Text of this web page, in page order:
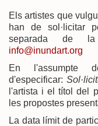
Els artistes que
han de sol·licitar
separada de
info@inundart.org
En l'assumpte
d'especificar:
l'artista i el títol del
les propostes
La data límit de